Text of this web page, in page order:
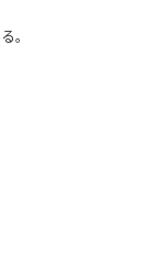
。